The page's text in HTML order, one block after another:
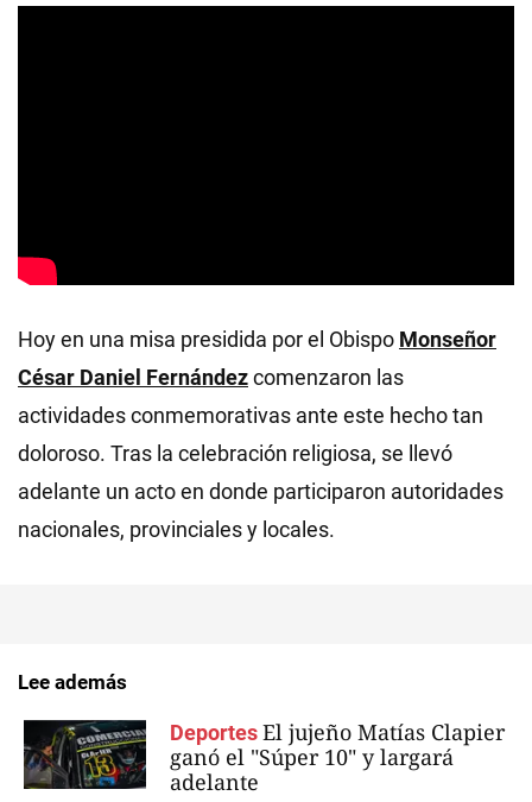
Hoy en una misa presidida por el Obispo Monseñor
César Daniel Fernándezcomenzaron las
actividades conmemorativas ante este hecho tan
doloroso. Tras la celebración religiosa, se llevó
adelante un acto en donde participaron autoridades
nacionales, provinciales y locales.
Lee además
DeportesEl jujeño Matías Clapier
ganó el "Súper 10" y largará
adelante